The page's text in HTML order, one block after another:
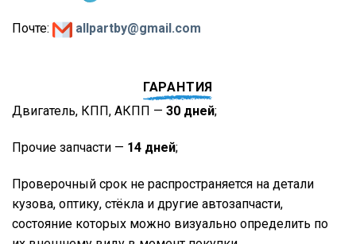
Почте: allpartby@gmail.com
ГАРАНТИЯ
Двигатель, КПП, АКПП — 30 дней;
Прочие запчасти — 14 дней;
Проверочный срок не распространяется на детали
кузова, оптику, стёкла и другие автозапчасти,
состояние которых можно визуально определить по